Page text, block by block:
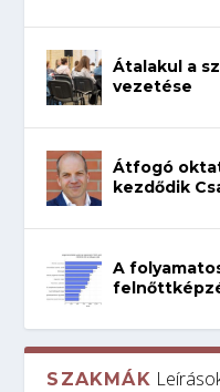
Átalakul a
vezetése
Átfogó
kezdődik
A
SZAKMÁK